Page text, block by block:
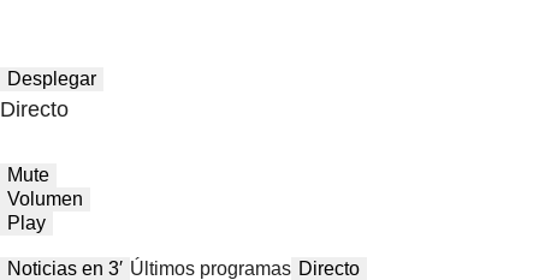
Desplegar
Directo
Mute
Volumen
Play
Noticias en 3′ Últimos programas Directo